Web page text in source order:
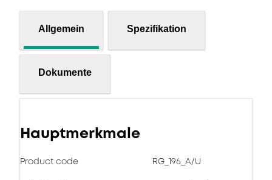
Allgemein Spezifikation
Dokumente
Hauptmerkmale
Product code RG_196_A/U